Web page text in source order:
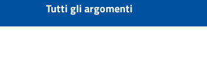
Tutti gli argomenti